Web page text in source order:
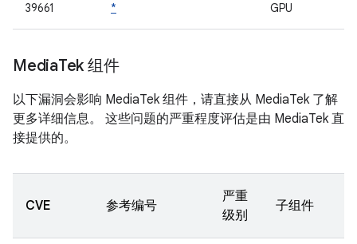
39661
*
GPU
MediaTek 组件
以下漏洞会影响 MediaTek 组件，请直接从 MediaTek 了解
更多详细信息。 这些问题的严重程度评估是由 MediaTek 直
接提供的。
CVE 参考编号
严重
级别
子组件